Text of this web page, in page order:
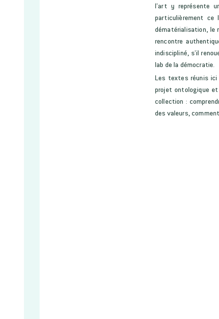
l’art y représente
particulièrement ce
dématérialisation, le
rencontre
indiscipliné, s’il
lab de la démocratie.
Les textes réunis ici
projet ontologique
collection :
des valeurs,